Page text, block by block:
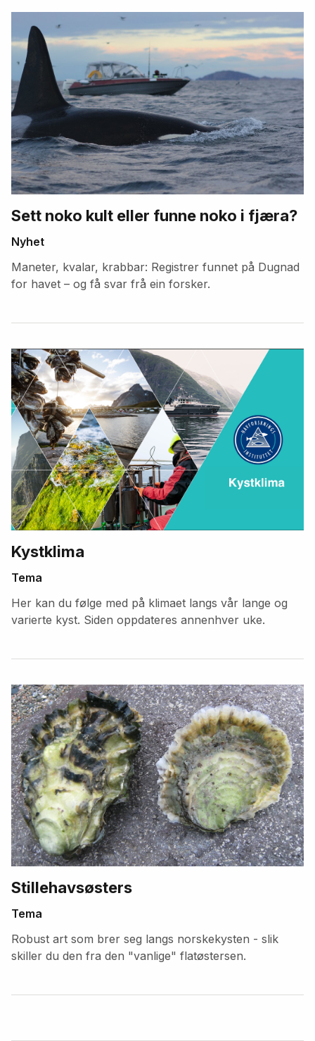
artikler
Sett noko kult eller funne noko i fjæra?
Nyhet
Maneter, kvalar, krabbar: Registrer funnet på Dugnad
for havet – og få svar frå ein forsker.
Kystklima
Tema
Her kan du følge med på klimaet langs vår lange og
varierte kyst. Siden oppdateres annenhver uke.
Stillehavsøsters
Tema
Robust art som brer seg langs norskekysten - slik
skiller du den fra den "vanlige" flatøstersen.